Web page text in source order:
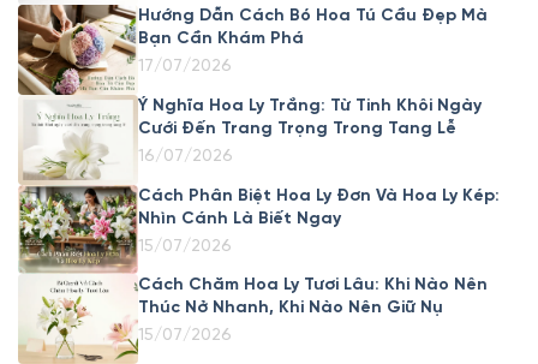
Hướng Dẫn Cách Bó Hoa Tú Cầu Đẹp Mà
Bạn Cần Khám Phá
17/07/2026
Ý Nghĩa Hoa Ly Trắng: Từ Tinh Khôi Ngày
Cưới Đến Trang Trọng Trong Tang Lễ
16/07/2026
Cách Phân Biệt Hoa Ly Đơn Và Hoa Ly Kép:
Nhìn Cánh Là Biết Ngay
15/07/2026
Cách Chăm Hoa Ly Tươi Lâu: Khi Nào Nên
Thúc Nở Nhanh, Khi Nào Nên Giữ Nụ
15/07/2026